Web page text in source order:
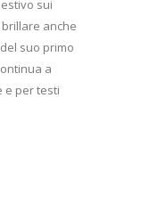
sui
brillare anche
suo primo
a
e per testi